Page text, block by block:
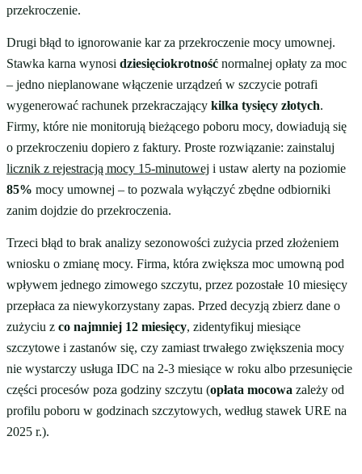
przekroczenie.
Drugi błąd to ignorowanie kar za przekroczenie mocy umownej.
Stawka karna wynosi dziesięciokrotność normalnej opłaty za moc
– jedno nieplanowane włączenie urządzeń w szczycie potrafi
wygenerować rachunek przekraczający kilka tysięcy złotych.
Firmy, które nie monitorują bieżącego poboru mocy, dowiadują się
o przekroczeniu dopiero z faktury. Proste rozwiązanie: zainstaluj
licznik z rejestracją mocy 15-minutowej i ustaw alerty na poziomie
85% mocy umownej – to pozwala wyłączyć zbędne odbiorniki
zanim dojdzie do przekroczenia.
Trzeci błąd to brak analizy sezonowości zużycia przed złożeniem
wniosku o zmianę mocy. Firma, która zwiększa moc umowną pod
wpływem jednego zimowego szczytu, przez pozostałe 10 miesięcy
przepłaca za niewykorzystany zapas. Przed decyzją zbierz dane o
zużyciu z co najmniej 12 miesięcy, zidentyfikuj miesiące
szczytowe i zastanów się, czy zamiast trwałego zwiększenia mocy
nie wystarczy usługa IDC na 2-3 miesiące w roku albo przesunięcie
części procesów poza godziny szczytu (opłata mocowa zależy od
profilu poboru w godzinach szczytowych, według stawek URE na
2025 r.).